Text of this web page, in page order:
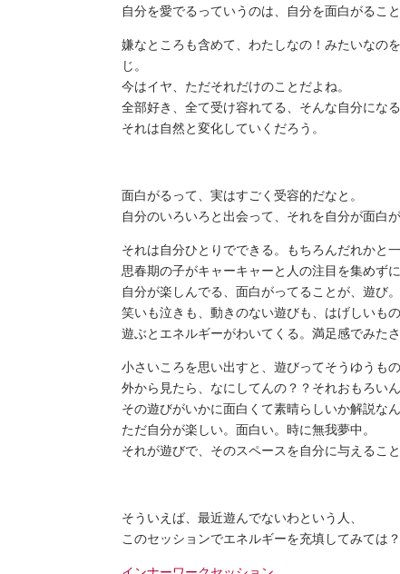
自分を愛でるっていうのは、自分を面白がるこ
嫌なところも含めて、わたしなの！みたいなの
じ。
今はイヤ、ただそれだけのことだよね。
全部好き、全て受け容れてる、そんな自分にな
それは自然と変化していくだろう。
面白がるって、実はすごく受容的だなと。
自分のいろいろと出会って、それを自分が面白
それは自分ひとりでできる。もちろんだれかと
思春期の子がキャーキャーと人の注目を集めず
自分が楽しんでる、面白がってることが、遊び。
笑いも泣きも、動きのない遊びも、はげしいも
遊ぶとエネルギーがわいてくる。満足感でみたさ
小さいころを思い出すと、遊びってそうゆうもの
外から見たら、なにしてんの？？それおもろい
その遊びがいかに面白くて素晴らしいか解説な
ただ自分が楽しい。面白い。時に無我夢中。
それが遊びで、そのスペースを自分に与えるこ
そういえば、最近遊んでないわという人、
このセッションでエネルギーを充填してみては？